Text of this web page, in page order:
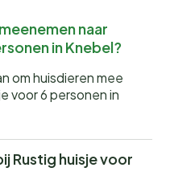
naar
in Knebel?
om huisdieren mee
voor 6 personen in
Rustig huisje voor